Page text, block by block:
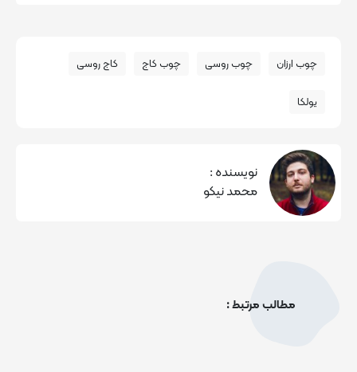
چوب ارزان چوب روسی چوب کاج کاج روسی
یولکا
نویسنده :
محمد نیکو
مطالب مرتبط :